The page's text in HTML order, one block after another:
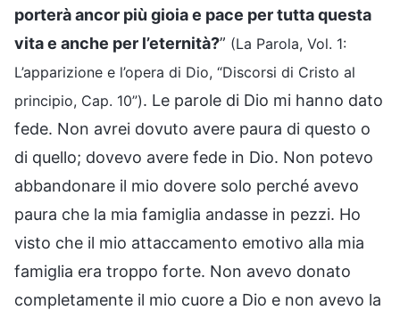
porterà ancor più gioia e pace per tutta questa
vita e anche per l’eternità?” (La Parola, Vol. 1:
L’apparizione e l’opera di Dio, “Discorsi di Cristo al
principio, Cap. 10”). Le parole di Dio mi hanno dato
fede. Non avrei dovuto avere paura di questo o
di quello; dovevo avere fede in Dio. Non potevo
abbandonare il mio dovere solo perché avevo
paura che la mia famiglia andasse in pezzi. Ho
visto che il mio attaccamento emotivo alla mia
famiglia era troppo forte. Non avevo donato
completamente il mio cuore a Dio e non avevo la